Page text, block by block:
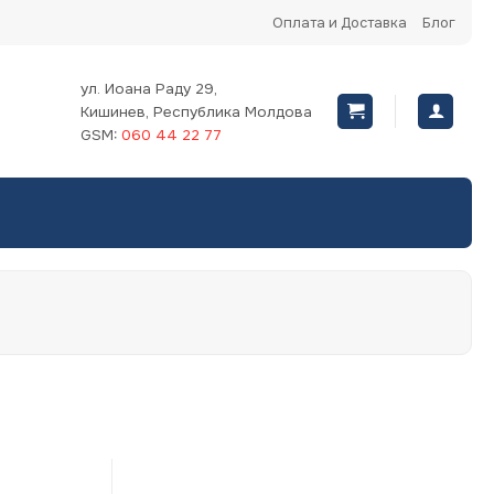
Оплата и Доставка Блог
ул. Иоана Раду 29,
Кишинев, Республика Молдова
GSM: 060 44 22 77